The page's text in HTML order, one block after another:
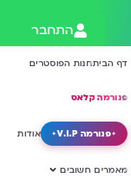
התחבר
דף הביתחנות הפוסטרים
פנורמה קלאס
פנורמה V.I.P אודות
מאמרים חשובים